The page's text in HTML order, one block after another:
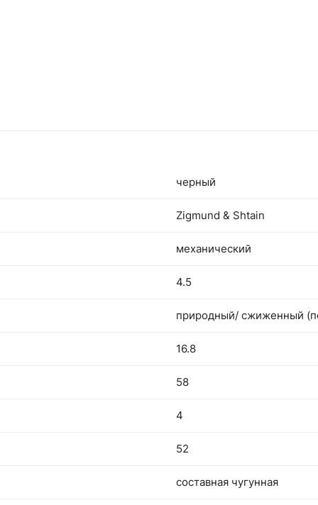
черный
Zigmund & Shtain
механический
4.5
природный/ сжиженный
16.8
58
4
52
составная чугунная